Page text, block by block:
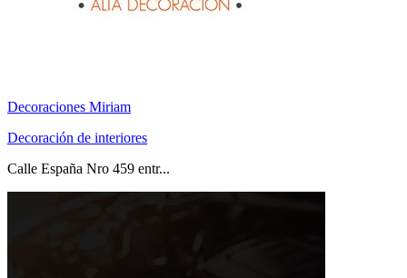
Decoraciones Miriam
Decoración de interiores
Calle España Nro 459 entr...